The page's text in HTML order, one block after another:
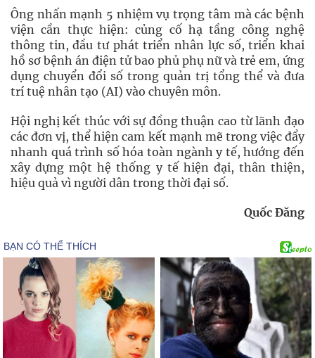
Ông nhấn mạnh 5 nhiệm vụ trọng tâm mà các bệnh
viện cần thực hiện: củng cố hạ tầng công nghệ
thông tin, đầu tư phát triển nhân lực số, triển khai
hồ sơ bệnh án điện tử bao phủ phụ nữ và trẻ em, ứng
dụng chuyển đổi số trong quản trị tổng thể và đưa
trí tuệ nhân tạo (AI) vào chuyên môn.
Hội nghị kết thúc với sự đồng thuận cao từ lãnh đạo
các đơn vị, thể hiện cam kết mạnh mẽ trong việc đẩy
nhanh quá trình số hóa toàn ngành y tế, hướng đến
xây dựng một hệ thống y tế hiện đại, thân thiện,
hiệu quả vì người dân trong thời đại số.
Quốc Đăng